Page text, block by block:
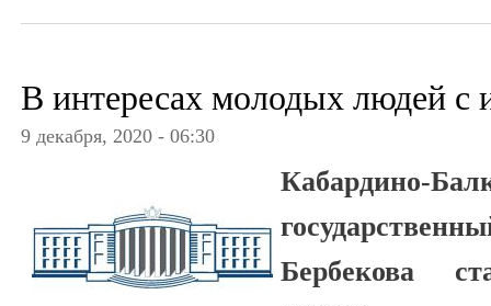
В интересах молодых людей с
9 декабря, 2020 - 06:30
Кабардино-
Бербекова